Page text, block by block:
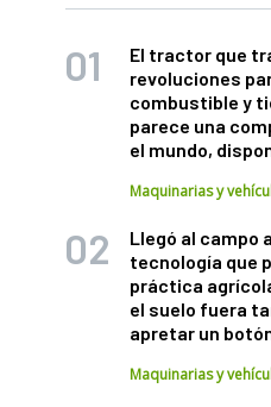
El tractor que
revoluciones
combustible y
parece una
el mundo,
Maquinarias y
Llegó al campo
tecnología que
práctica
el suelo fuera
apretar un
Maquinarias y